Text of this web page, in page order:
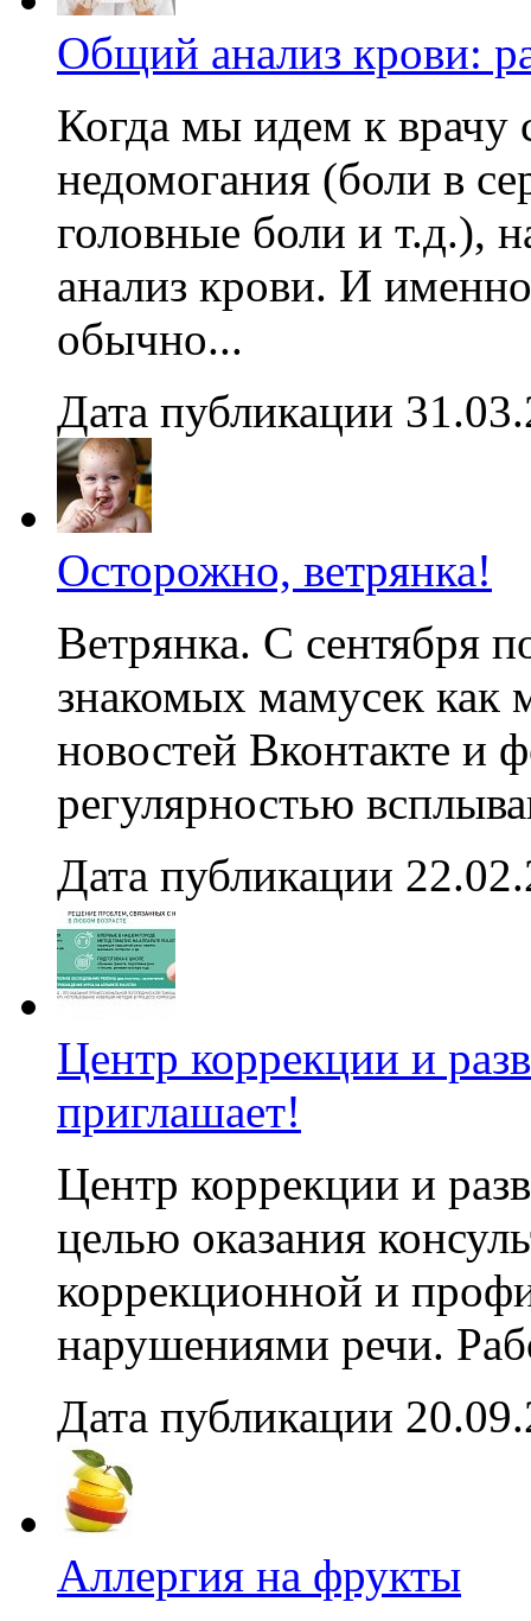
Общий анализ крови:
Когда мы идем к
недомогания (боли в
головные боли и т.д.),
анализ крови. И
обычно...
Дата публикации
Осторожно, ветрянка!
Ветрянка. С сентября
знакомых мамусек как
новостей Вконтакте и
регулярностью
Дата публикации
Центр коррекции и
приглашает!
Центр коррекции и
целью оказания
коррекционной и
нарушениями речи.
Дата публикации
Аллергия на фрукты